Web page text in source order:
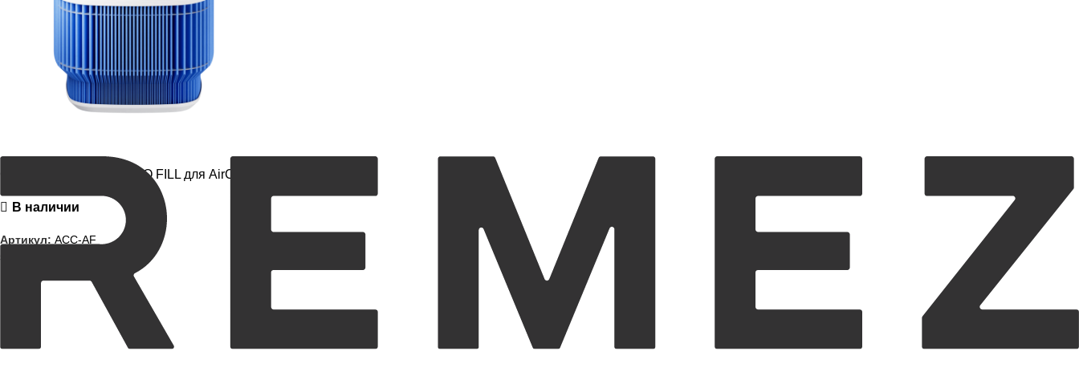
Сменный аквафильтр AQ FILL для AirCreator
В наличии
Артикул: ACC-AF